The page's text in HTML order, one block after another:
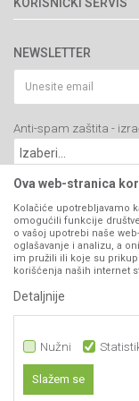
34000 Kragujevac,
PIB: 102135221
Matični broj:
Prodavnice
Brendovi
Katalozi
Blog
Najčešća pitanja
Politika privatnosti
Kako kupiti
Isporuka
Click & Collect
Načini plaćanja
Plaćanje karticama
Web kredit Raiffeisen
Pravo na odustajanje
Reklamacije
Zamena artikala
NEWSLETTER
Anti-spam zaštita -
VIBER I SMS
PRATITE NAS
Ova web-stranica
Kolačiće upotrebljavamo
omogućili funkcije
o vašoj upotrebi naše
oglašavanje i analizu, a
im pružili ili koje su
korišćenja naših internet
Detaljnije
Nužni
Slažem se